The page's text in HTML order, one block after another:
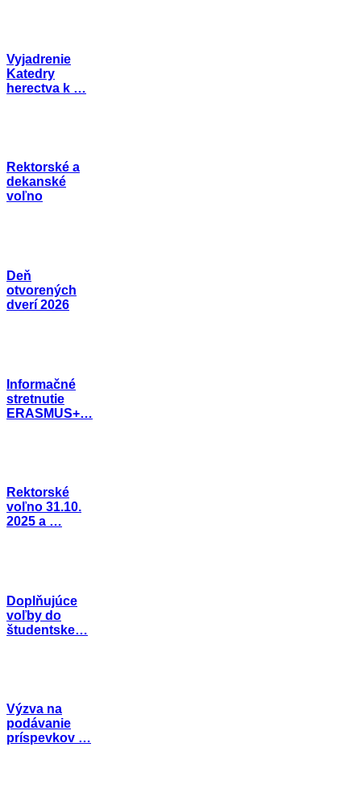
Vyjadrenie
Katedry
herectva k …
Rektorské a
dekanské
voľno
Deň
otvorených
dverí 2026
Informačné
stretnutie
ERASMUS+…
Rektorské
voľno 31.10.
2025 a …
Doplňujúce
voľby do
študentske…
Výzva na
podávanie
príspevkov …